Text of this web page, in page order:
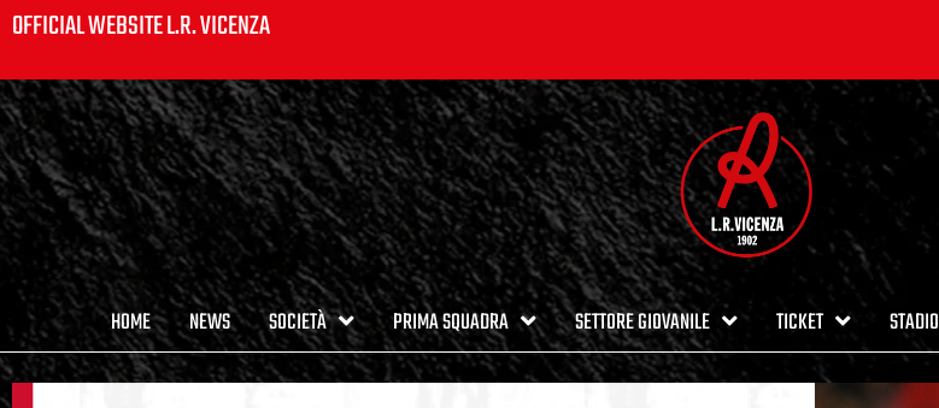
OFFICIAL WEBSITE L.R. VICENZA
HOME NEWS SOCIETÀ PRIMA SQUADRA SETTORE GIOVANILE TICKET STADIO